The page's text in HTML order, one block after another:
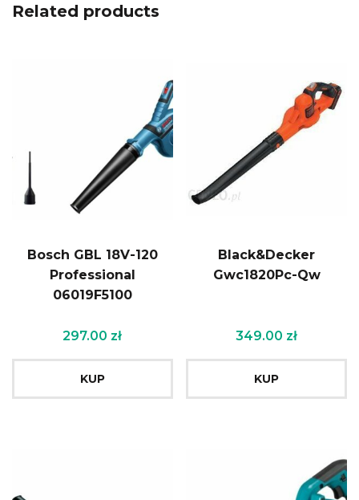
Related products
Bosch GBL 18V-120
Professional
06019F5100
297.00 zł
KUP
Black&Decker
Gwc1820Pc-Qw
349.00 zł
KUP